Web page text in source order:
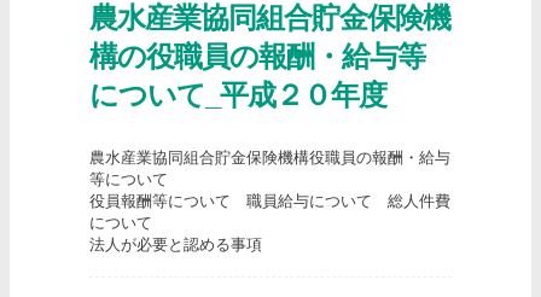
農水産業協同組合貯金保険機
構の役職員の報酬・給与等
について_平成２０年度
農水産業協同組合貯金保険機構役職員の報酬・給与
等について
役員報酬等について 職員給与について 総人件費
について
法人が必要と認める事項